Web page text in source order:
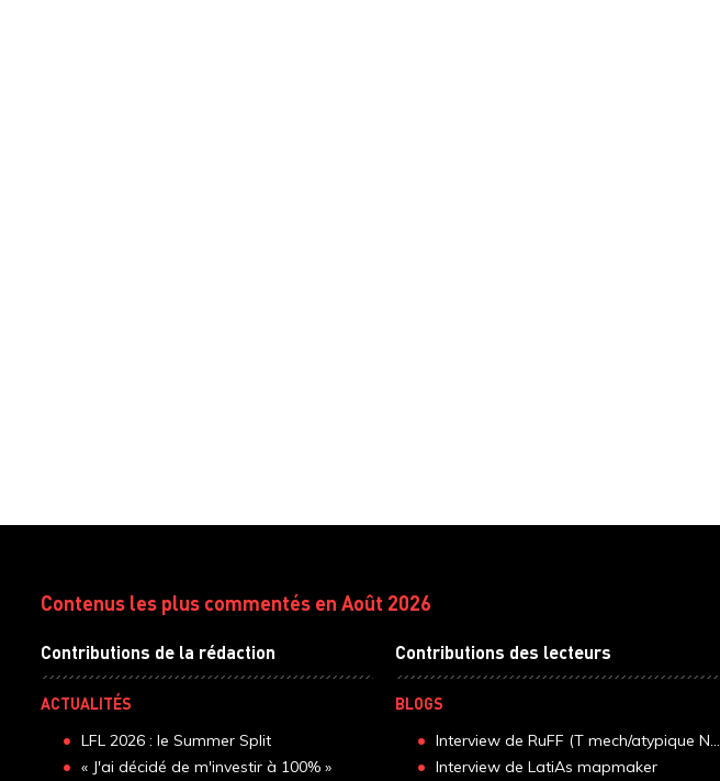
Contenus les plus commentés en Août 2026
Contributions de la rédaction
ACTUALITÉS
LFL 2026 : le Summer Split
« J'ai décidé de m'investir à 100% »
Contributions des lecteurs
BLOGS
Interview de RuFF (T mech/atypique N...
Interview de LatiAs mapmaker